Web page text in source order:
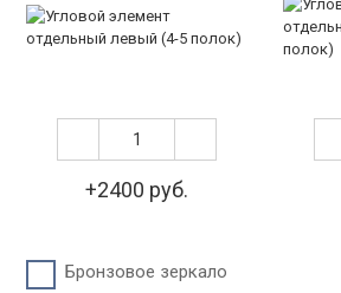
+2400 руб.
Бронзовое зеркало